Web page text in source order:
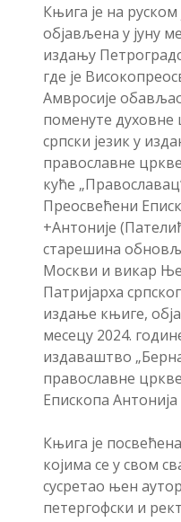
Књига је на руском
објављена у јуну
издању
где је
Амвросије
поменуте
српски језик у
православне
куће
Преосвећени
+Антоније
старешина
Москви и викар
Патријарха
издање књиге,
месецу 2024.
издаваштво
православне
Епископа
Књига је
којима се у свом
сусретао њен
петергофски и